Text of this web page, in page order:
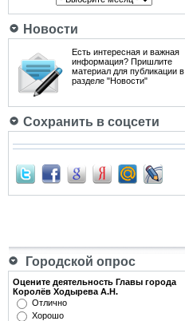
Новости
Есть интересная и важная
информация? Пришлите
материал для публикации в
разделе "Новости"
Сохранить в соцсети
Городской опрос
Оцените деятельность Главы города
Королёв Ходырева А.Н.
Отлично
Хорошо